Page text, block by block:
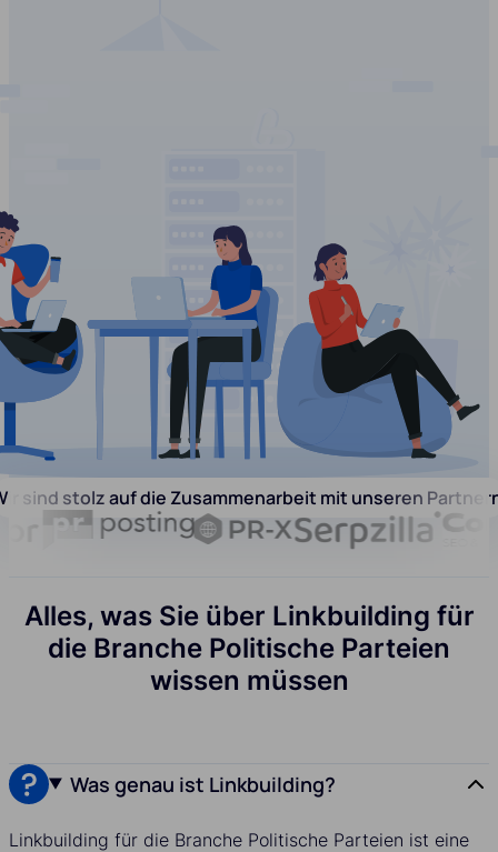
sind stolz auf die Zusammenarbeit mit unseren
Alles, was Sie über Linkbuilding für
die Branche Politische Parteien
wissen müssen
Was genau ist Linkbuilding?
Linkbuilding für die Branche Politische Parteien ist eine